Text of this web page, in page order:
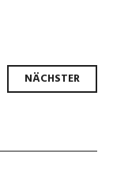
NÄCHSTER